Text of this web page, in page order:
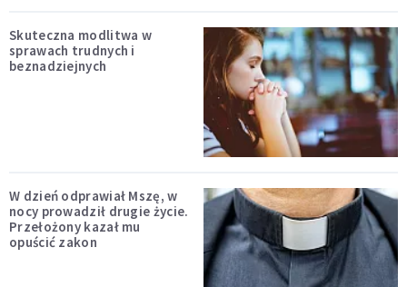
Skuteczna modlitwa w
sprawach trudnych i
beznadziejnych
W dzień odprawiał Mszę, w
nocy prowadził drugie życie.
Przełożony kazał mu
opuścić zakon